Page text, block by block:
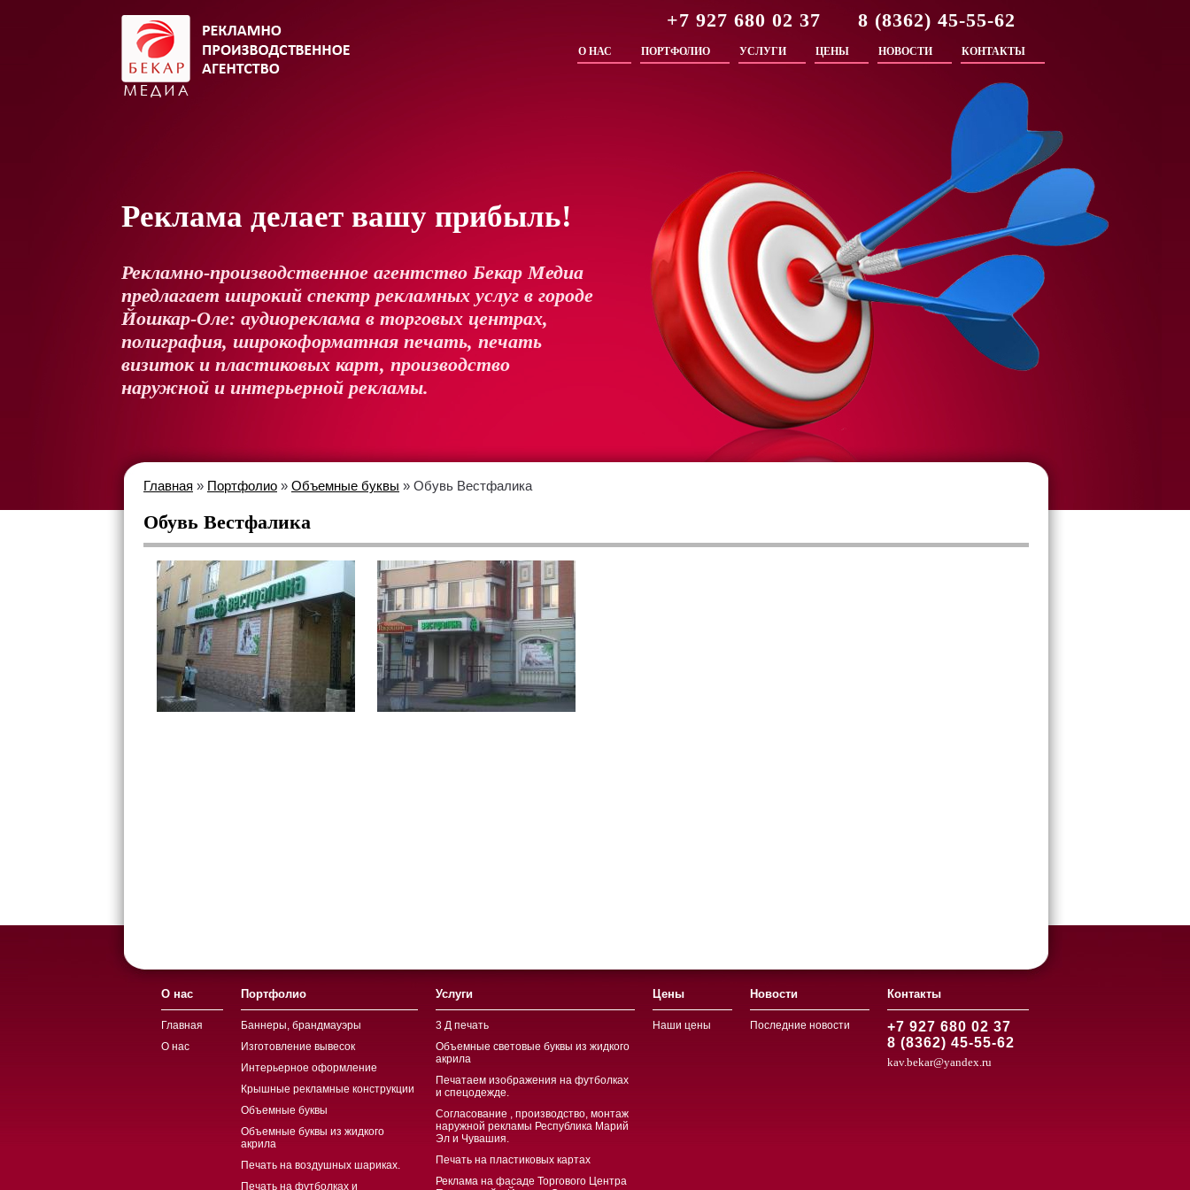
+7 927 680 02 37 8 (8362) 45-55-62
О НАС ПОРТФОЛИО УСЛУГИ ЦЕНЫ НОВОСТИ КОНТАКТЫ
Реклама делает вашу прибыль!
Рекламно-производственное агентство Бекар Медиа
предлагает широкий спектр рекламных услуг в городе
Йошкар-Оле: аудиореклама в торговых центрах,
полиграфия, широкоформатная печать, печать
визиток и пластиковых карт, производство
наружной и интерьерной рекламы.
Главная » Портфолио » Объемные буквы » Обувь Вестфалика
Обувь Вестфалика
О нас
Главная
О нас
Портфолио
Баннеры, брандмауэры
Изготовление вывесок
Интерьерное оформление
Крышные рекламные конструкции
Объемные буквы
Объемные буквы из жидкого
акрила
Печать на воздушных шариках.
Печать на футболках и
Услуги
3 Д печать
Объемные световые буквы из жидкого
акрила
Печатаем изображения на футболках
и спецодежде.
Согласование , производство, монтаж
наружной рекламы Республика Марий
Эл и Чувашия.
Печать на пластиковых картах
Реклама на фасаде Торгового Центра
Цены
Наши цены
Новости
Последние новости
Контакты
+7 927 680 02 37
8 (8362) 45-55-62
kav.bekar@yandex.ru